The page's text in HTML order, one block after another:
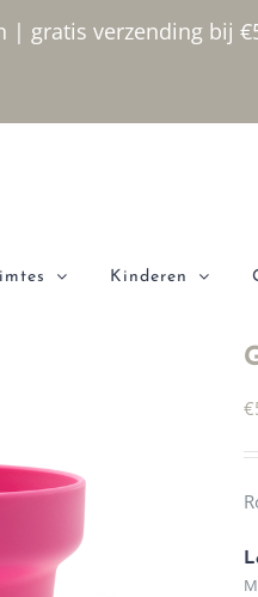
| gratis verzending
Kinderen
€